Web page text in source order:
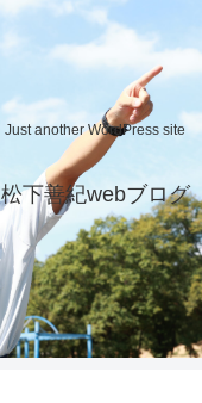
Just another WordPress site
松下善紀webブログ